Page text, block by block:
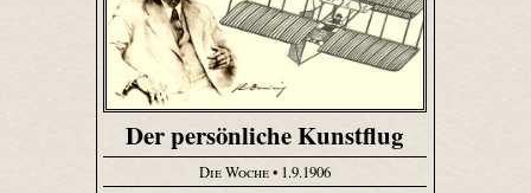
Der persönliche Kunstflug
Die Woche• 1.9.1906